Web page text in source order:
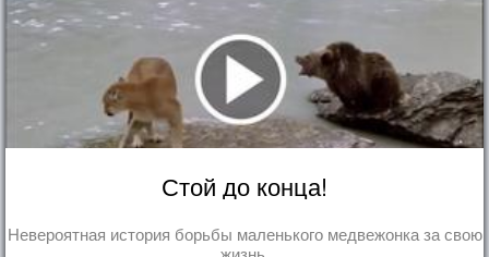
Стой до конца!
Невероятная история борьбы маленького медвежонка за свою